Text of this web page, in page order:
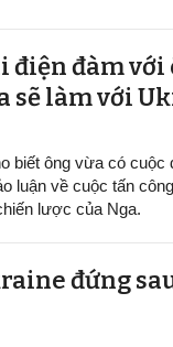
điện đàm
sẽ làm với
biết ông vừa có
luận về cuộc tấn
lược của Nga.
đứng